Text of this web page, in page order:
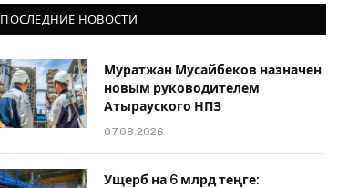
ПОСЛЕДНИЕ НОВОСТИ
Муратжан Мусайбеков назначен
новым руководителем
Атырауского НПЗ
07.08.2026
Ущерб на 6 млрд теңге: